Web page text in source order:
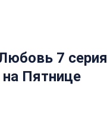
7 серия
Пятнице